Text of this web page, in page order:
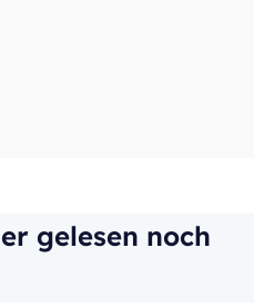
gelesen noch